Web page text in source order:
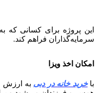
سرمایه‌گذاران فراهم کند.
امکان اخذ ویزا
باخرید خانه در دبی